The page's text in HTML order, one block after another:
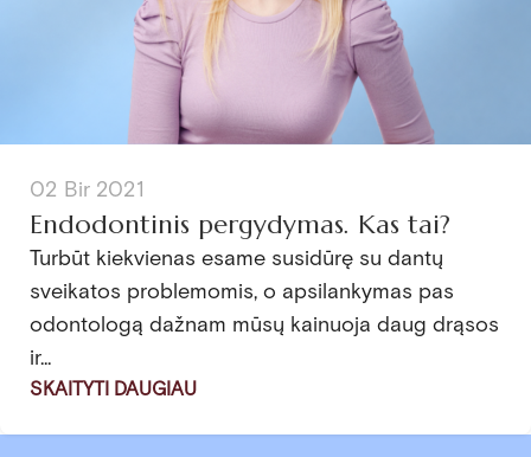
02 Bir 2021
Endodontinis pergydymas. Kas tai?
Turbūt kiekvienas esame susidūrę su dantų
sveikatos problemomis, o apsilankymas pas
odontologą dažnam mūsų kainuoja daug drąsos
ir...
SKAITYTI DAUGIAU